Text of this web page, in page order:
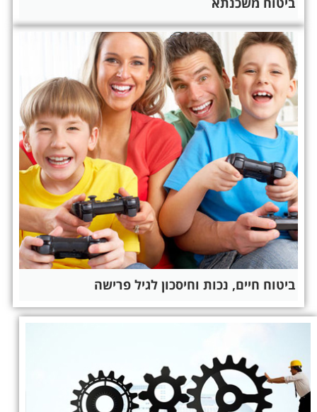
ביטוח חיים, נכות וחיסכון לגיל פרישה​